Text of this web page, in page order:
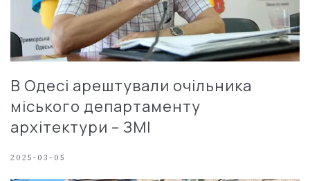
В Одесі арештували очільника
міського департаменту
архітектури – ЗМІ
2025-03-05